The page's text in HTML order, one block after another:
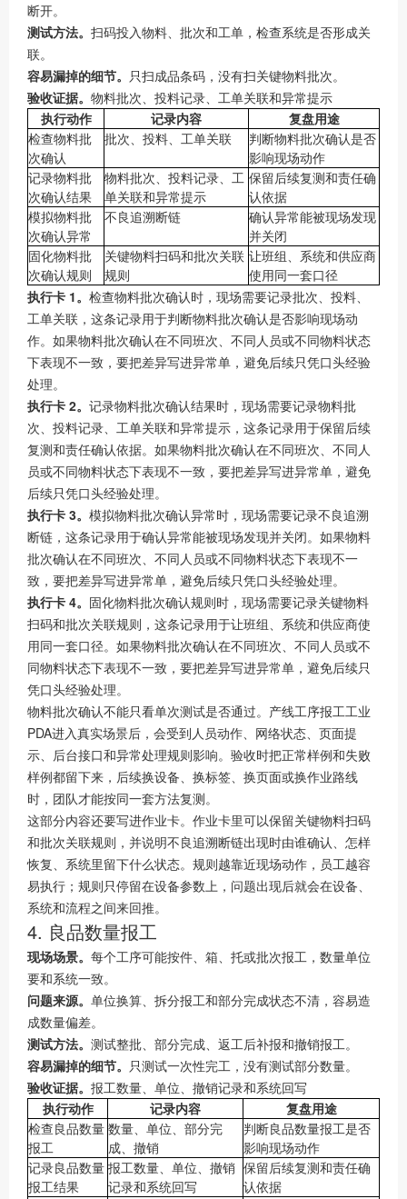
断开。
测试方法。 扫码投入物料、批次和工单，检查系统是否形成关
联。
容易漏掉的细节。 只扫成品条码，没有扫关键物料批次。
验收证据。 物料批次、投料记录、工单关联和异常提示
执行动作
记录内容
复盘用途
检查物料批
次确认
批次、投料、工单关联
判断物料批次确认是否
影响现场动作
记录物料批
次确认结果
物料批次、投料记录、工
单关联和异常提示
保留后续复测和责任确
认依据
模拟物料批
次确认异常
不良追溯断链
确认异常能被现场发现
并关闭
固化物料批
次确认规则
关键物料扫码和批次关联
规则
让班组、系统和供应商
使用同一套口径
执行卡 1。 检查物料批次确认时，现场需要记录批次、投料、
工单关联，这条记录用于判断物料批次确认是否影响现场动
作。如果物料批次确认在不同班次、不同人员或不同物料状态
下表现不一致，要把差异写进异常单，避免后续只凭口头经验
处理。
执行卡 2。 记录物料批次确认结果时，现场需要记录物料批
次、投料记录、工单关联和异常提示，这条记录用于保留后续
复测和责任确认依据。如果物料批次确认在不同班次、不同人
员或不同物料状态下表现不一致，要把差异写进异常单，避免
后续只凭口头经验处理。
执行卡 3。 模拟物料批次确认异常时，现场需要记录不良追溯
断链，这条记录用于确认异常能被现场发现并关闭。如果物料
批次确认在不同班次、不同人员或不同物料状态下表现不一
致，要把差异写进异常单，避免后续只凭口头经验处理。
执行卡 4。 固化物料批次确认规则时，现场需要记录关键物料
扫码和批次关联规则，这条记录用于让班组、系统和供应商使
用同一套口径。如果物料批次确认在不同班次、不同人员或不
同物料状态下表现不一致，要把差异写进异常单，避免后续只
凭口头经验处理。
物料批次确认不能只看单次测试是否通过。产线工序报工工业
PDA进入真实场景后，会受到人员动作、网络状态、页面提
示、后台接口和异常处理规则影响。验收时把正常样例和失败
样例都留下来，后续换设备、换标签、换页面或换作业路线
时，团队才能按同一套方法复测。
这部分内容还要写进作业卡。作业卡里可以保留关键物料扫码
和批次关联规则，并说明不良追溯断链出现时由谁确认、怎样
恢复、系统里留下什么状态。规则越靠近现场动作，员工越容
易执行；规则只停留在设备参数上，问题出现后就会在设备、
系统和流程之间来回推。
4. 良品数量报工
现场场景。 每个工序可能按件、箱、托或批次报工，数量单位
要和系统一致。
问题来源。 单位换算、拆分报工和部分完成状态不清，容易造
成数量偏差。
测试方法。 测试整批、部分完成、返工后补报和撤销报工。
容易漏掉的细节。 只测试一次性完工，没有测试部分数量。
验收证据。 报工数量、单位、撤销记录和系统回写
执行动作
记录内容
复盘用途
检查良品数量
报工
数量、单位、部分完
成、撤销
判断良品数量报工是否
影响现场动作
记录良品数量
报工结果
报工数量、单位、撤销
记录和系统回写
保留后续复测和责任确
认依据